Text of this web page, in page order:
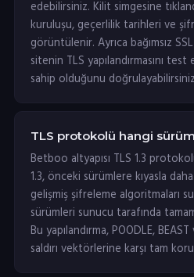
edebilirsiniz. Kilit simgesine
kuruluşu, geçerlilik tarihleri ve
görüntülenir. Ayrıca bağımsız
sitenin TLS yapılandırmasını
sahip olduğunu
TLS protokolü hangi
Betboo altyapısı TLS 1.3
1.3, önceki sürümlere kıyasla daha
gelişmiş şifreleme algoritmaları
sürümleri sunucu tarafında
Bu yapılandırma, POODLE,
saldırı vektörlerine karşı tam